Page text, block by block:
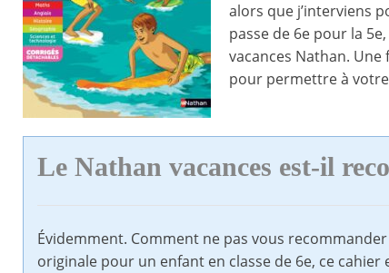
alors que j’interviens
passe de 6e pour la
vacances Nathan.
pour permettre à
Le Nathan vacances est-il
Évidemment. Comment ne pas vous
originale pour un enfant en classe de 6e, ce